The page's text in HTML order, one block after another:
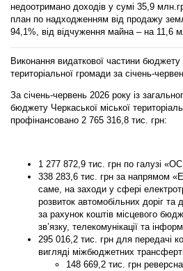
недоотримано доходів у сумі 35,9
план по надходженням від продажу
94,1%, від відчуження майна – на 11,6
Виконання видаткової частини бюджету
територіальної громади за січень-
За січень-червень 2026 року із
бюджету Черкаської міської
профінансовано 2 765 316,8 тис. грн:
1 277 872,9 тис. грн по галузі
338 283,6 тис. грн за напрямом
саме, на заходи у сфері
розвиток автомобільних доріг та
за рахунок коштів місцевого
зв’язку, телекомунікації та
295 016,2 тис. грн для передачі
вигляді міжбюджетних
148 669,2 тис. грн